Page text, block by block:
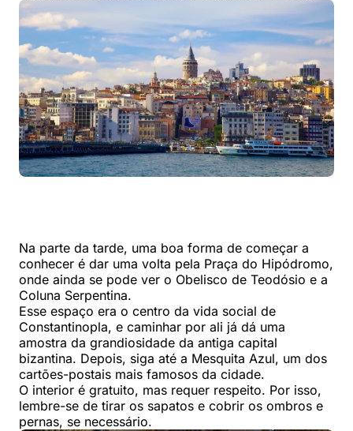
Na parte da tarde, uma boa forma de começar a
conhecer é dar uma volta pela Praça do Hipódromo,
onde ainda se pode ver o Obelisco de Teodósio e a
Coluna Serpentina.
Esse espaço era o centro da vida social de
Constantinopla, e caminhar por ali já dá uma
amostra da grandiosidade da antiga capital
bizantina. Depois, siga até a Mesquita Azul, um dos
cartões-postais mais famosos da cidade.
O interior é gratuito, mas requer respeito. Por isso,
lembre-se de tirar os sapatos e cobrir os ombros e
pernas, se necessário.